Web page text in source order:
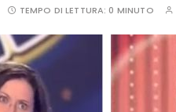
TEMPO DI LETTURA: 0 MINUTO